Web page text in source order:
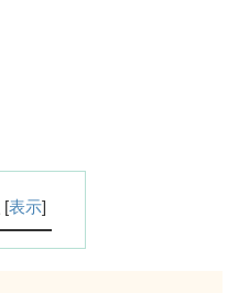
[表示]